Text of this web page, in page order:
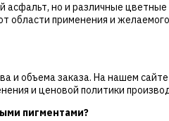
асфальт, но и различные
области применения и
и объема заказа. На нашем
и ценовой политики
пигментами?